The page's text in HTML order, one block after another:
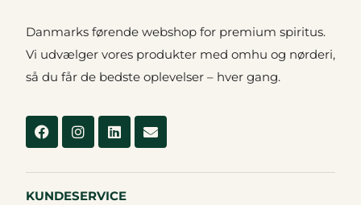
Danmarks førende webshop for premium spiritus.
Vi udvælger vores produkter med omhu og nørderi,
så du får de bedste oplevelser – hver gang.
FacebookInstagram
LinkedinEnvelope
KUNDESERVICE